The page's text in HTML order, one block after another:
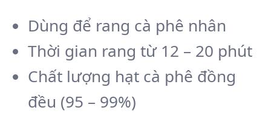
Dùng để rang cà phê nhân
Thời gian rang từ 12 – 20 phút
Chất lượng hạt cà phê đồng
đều (95 – 99%)